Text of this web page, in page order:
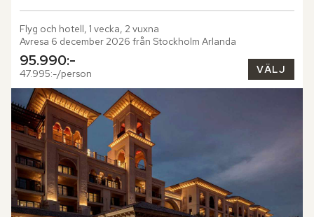
Flyg och hotell, 1 vecka, 2 vuxna
Avresa 6 december 2026 från Stockholm Arlanda
95.990:-
47.995:-/person VÄLJ